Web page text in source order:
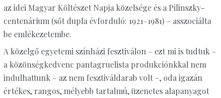
az idei Magyar Költészet Napja közelsége és a Pilinszky-
centenárium (sőt dupla évforduló: 1921–1981) – asszociálta
be emlékezetembe.
A közelgő egyetemi színházi fesztiválon – ezt mi is tudtuk –
a közönségkedvenc pantagruelista produkciónkkal nem
indulhattunk – az nem fesztiváldarab volt –, oda igazán
értékes, rangos, mélyebb tartalmú, üzenetes alapanyagot